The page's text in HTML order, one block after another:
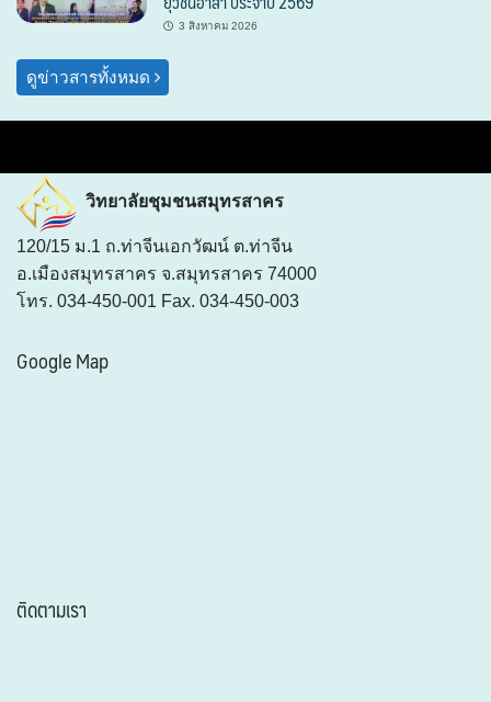
3 สิงหาคม 2026
ดูข่าวสารทั้งหมด
วิทยาลัยชุมชนสมุทรสาคร
120/15 ม.1 ถ.ท่าจีนเอกวัฒน์ ต.ท่าจีน
อ.เมืองสมุทรสาคร จ.สมุทรสาคร 74000
โทร. 034-450-001 Fax. 034-450-003
Google Map
ติดตามเรา